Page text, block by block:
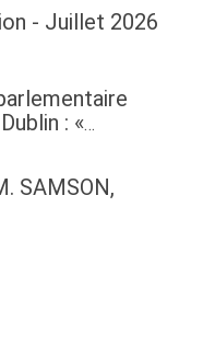
- Juillet 2026
: «
de
et
»
SAMSON,